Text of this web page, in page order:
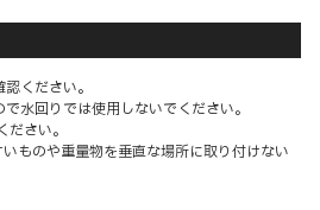
ください。
水回りでは使用しないでください。
さい。
ものや重量物を垂直な場所に取り付けない